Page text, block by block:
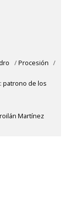
/Procesión /
patrono de los
Martínez